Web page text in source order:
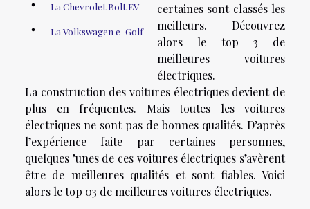
La Chevrolet Bolt EV
La Volkswagen e-Golf
certaines sont classés les
meilleurs. Découvrez
alors le top 3 de
meilleures voitures
électriques.
La construction des voitures électriques devient de
plus en fréquentes. Mais toutes les voitures
électriques ne sont pas de bonnes qualités. D’après
l’expérience faite par certaines personnes,
quelques ’unes de ces voitures électriques s’avèrent
être de meilleures qualités et sont fiables. Voici
alors le top 03 de meilleures voitures électriques.